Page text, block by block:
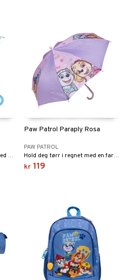
Gå en regnfull tur sammen med Marshall og Chase.
Paw Patrol Paraply Rosa
PAW PATROL
Hold deg tørr i regnet med en fargerik Paw Patrol-paraply!
kr 119